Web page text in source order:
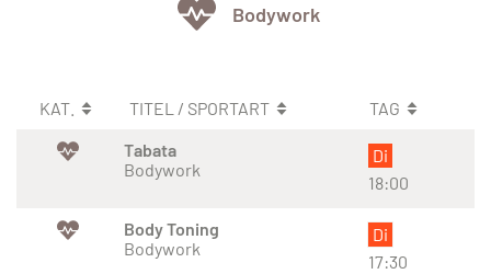
Bodywork
KAT. TITEL / SPORTART
TAG
Tabata
Bodywork
Di
18:00
Body Toning
Bodywork
Di
17:30